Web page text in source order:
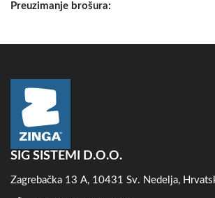
Preuzimanje brošura:
SIG SISTEMI D.O.O.
Zagrebačka 13 A, 10431 Sv. Nedelja,